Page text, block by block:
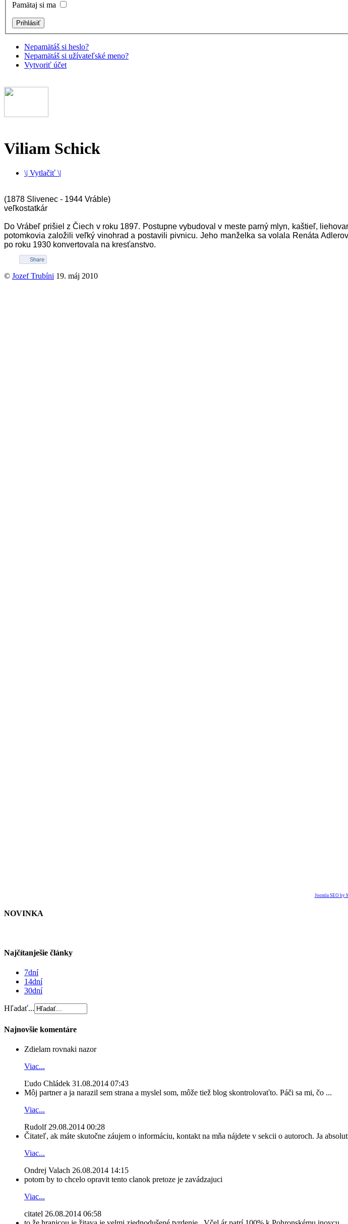
Pamätaj si ma
Nepamätáš si heslo?
Nepamätáš si užívateľské meno?
Vytvoriť účet
Viliam Schick
\| Vytlačiť \|
(1878 Slivenec - 1944 Vráble)
veľkostatkár
Do Vrábeľ prišiel z Čiech v roku 1897. Postupne vybudoval v meste parný mlyn, kaštieľ,
potomkovia založili veľký vinohrad a postavili pivnicu. Jeho manželka sa volala Renáta
po roku 1930 konvertovala na kresťanstvo.
Share
© Jozef Trubíni 19. máj 2010
Joomla SEO by
NOVINKA
Najčítanješie články
7dní
14dní
30dní
Hľadať...
Najnovšie komentáre
Zdielam rovnaki nazor
Viac...
Ľudo Chládek 31.08.2014 07:43
Môj partner a ja narazil sem strana a myslel som, môže tiež blog skontrolovaťto. Páči sa mi, čo ...
Viac...
Rudolf 29.08.2014 00:28
Čitateľ, ak máte skutočne záujem o informáciu, kontakt na mňa nájdete v sekcii o autoroch. Ja
Viac...
Ondrej Valach 26.08.2014 14:15
potom by to chcelo opravit tento clanok pretoze je zavádzajuci
Viac...
citatel 26.08.2014 06:58